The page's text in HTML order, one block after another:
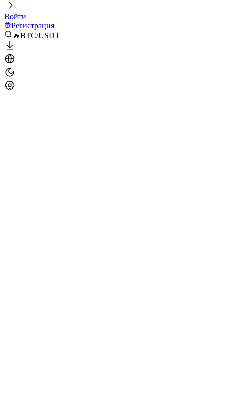
Войти
Регистрация
🔥BTC/USDT